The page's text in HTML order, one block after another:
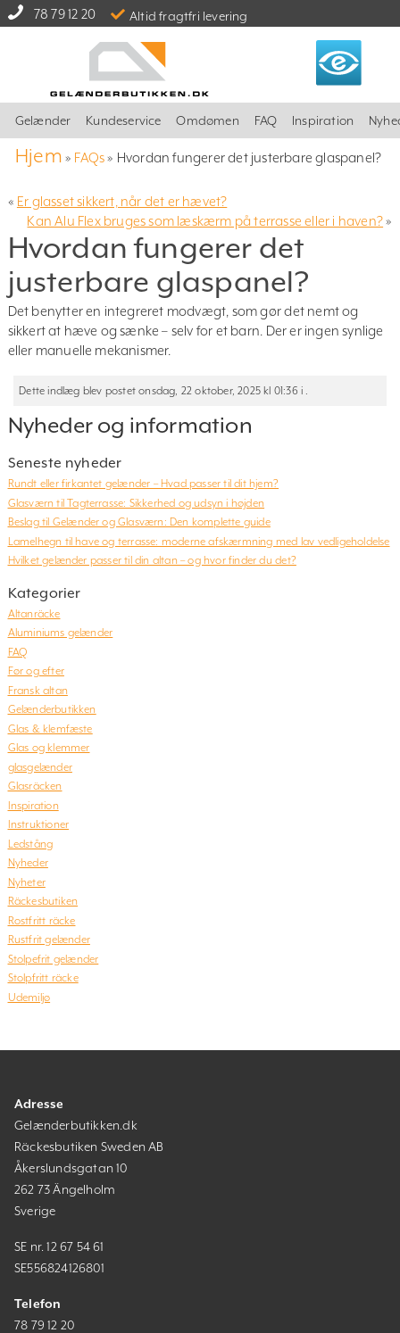
78 79 12 20 Altid fragtfri levering
Gelænder Kundeservice Omdømen FAQ Inspiration
Hjem » FAQs» Hvordan fungerer det justerbare glaspanel?
« Er glasset sikkert, når det er hævet?
Kan Alu Flex bruges som læskærm på terrasse eller i haven?»
Hvordan fungerer det
justerbare glaspanel?
Det benytter en integreret modvægt, som gør det nemt og
sikkert at hæve og sænke – selv for et barn. Der er ingen synlige
eller manuelle mekanismer.
Dette indlæg blev postet onsdag, 22 oktober, 2025 kl 01:36 i .
Nyheder og information
Seneste nyheder
Rundt eller firkantet gelænder – Hvad passer til dit hjem?
Glasværn til Tagterrasse: Sikkerhed og udsyn i højden
Beslag til Gelænder og Glasværn: Den komplette guide
Lamelhegn til have og terrasse: moderne afskærmning med lav vedligeholdelse
Hvilket gelænder passer til din altan – og hvor finder du det?
Kategorier
Altanräcke
Aluminiums gelænder
FAQ
Før og efter
Fransk altan
Gelænderbutikken
Glas & klemfæste
Glas og klemmer
glasgelænder
Glasräcken
Inspiration
Instruktioner
Ledstång
Nyheder
Nyheter
Räckesbutiken
Rostfritt räcke
Rustfrit gelænder
Stolpefrit gelænder
Stolpfritt räcke
Udemiljø
Adresse
Gelænderbutikken.dk
Räckesbutiken Sweden AB
Åkerslundsgatan 10
262 73 Ängelholm
Sverige
SE nr. 12 67 54 61
SE556824126801
Telefon
78 79 12 20